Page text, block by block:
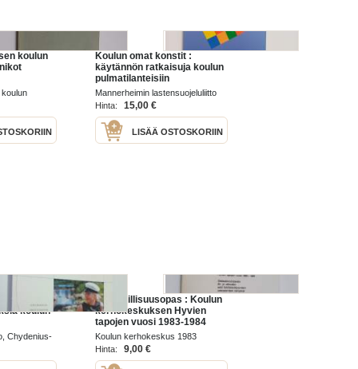
koulun
koulun
Koulun omat konstit :
käytännön ratkaisuja koulun
pulmatilanteisiin
Mannerheimin lastensuojeluliitto
1992
Hinta: 15,00 €
LISÄÄ OSTOSKORIIN
:
koulun
Chydenius-
Pieni laillisuusopas : Koulun
kerhokeskuksen Hyvien
tapojen vuosi 1983-1984
Koulun kerhokeskus 1983
Hinta:
9,00 €